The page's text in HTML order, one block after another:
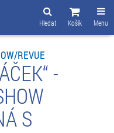
Menu
Košík
Hledat
REVUE
-
S